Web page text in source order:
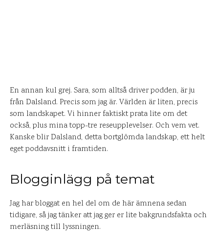
En annan kul grej. Sara, som alltså driver podden, är ju
från Dalsland. Precis som jag är. Världen är liten, precis
som landskapet. Vi hinner faktiskt prata lite om det
också, plus mina topp-tre reseupplevelser. Och vem vet.
Kanske blir Dalsland, detta bortglömda landskap, ett helt
eget poddavsnitt i framtiden.
Blogginlägg på temat
Jag har bloggat en hel del om de här ämnena sedan
tidigare, så jag tänker att jag ger er lite bakgrundsfakta och
merläsning till lyssningen.